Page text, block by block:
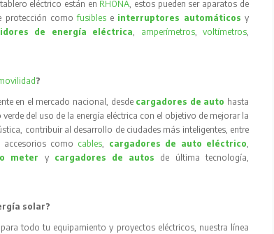
eléctrico están en RHONA, estos pueden ser aparatos de
protección comofusibles e interruptores automáticos y
de energía eléctrica, amperímetros, voltímetros,
?
en el mercado nacional, desde cargadores de auto hasta
del uso de la energía eléctrica con el objetivo de mejorar la
contribuir al desarrollo de ciudades más inteligentes, entre
accesorios como cables, cargadores de auto eléctrico,
meter y cargadores de autos
de última tecnología,
solar?
todo tu equipamiento y proyectos eléctricos, nuestra línea